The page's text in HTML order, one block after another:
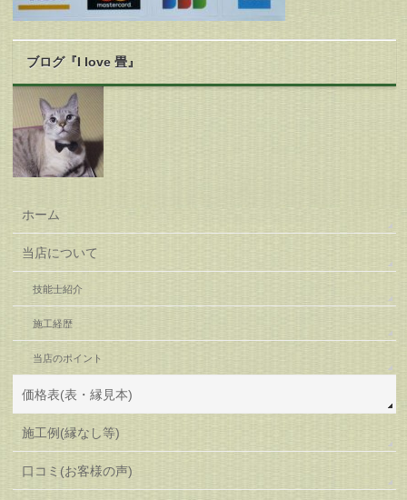
ブログ『I love 畳』
ホーム
当店について
技能士紹介
施工経歴
当店のポイント
価格表(表・縁見本)
施工例(縁なし等)
口コミ(お客様の声)